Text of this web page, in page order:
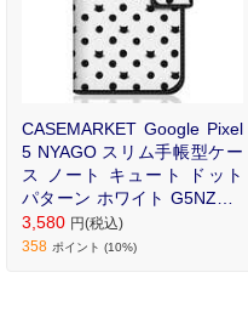
CASEMARKET Google Pixel
5 NYAGO スリム手帳型ケー
ス ノート キュート ドット
パターン ホワイト G5NZ6-B
NG2S2020-78
3,580 円(税込)
358 ポイント (10%)